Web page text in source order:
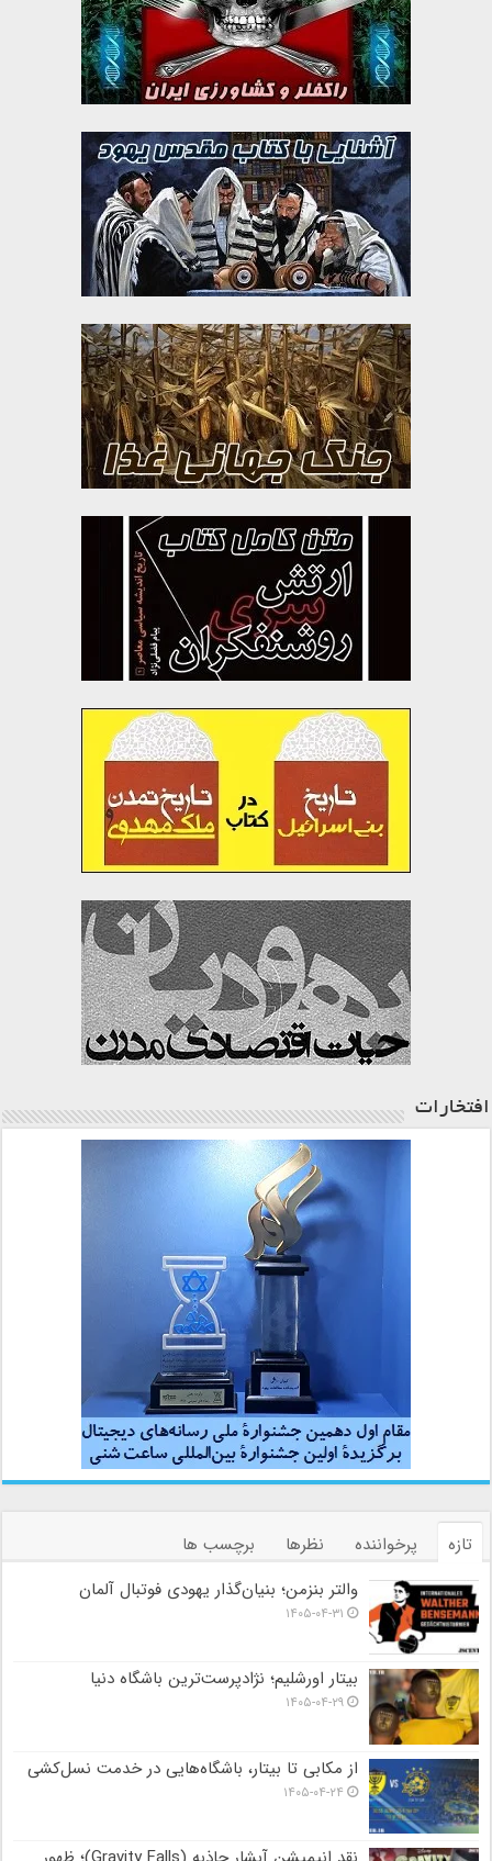
افتخارات
تازه پرخواننده نظرها
برچسب ها
والتر بنزمن؛ بنیان‌گذار یهودی فوتبال آلمان
۱۴۰۵-۰۴-۳۱
بیتار اورشلیم؛ نژادپرست‌ترین باشگاه دنیا
۱۴۰۵-۰۴-۲۹
از مکابی تا بیتار، باشگاه‌هایی در خدمت نسل‌کشی
۱۴۰۵-۰۴-۲۴